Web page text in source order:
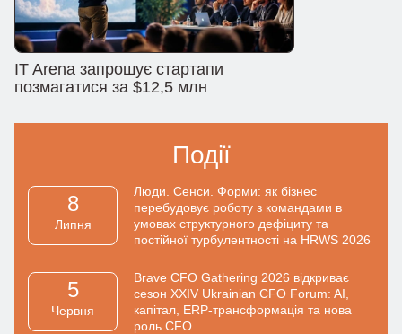
IT Arena запрошує стартапи
позмагатися за $12,5 млн
Події
8
Липня
Люди. Сенси. Форми: як бізнес
перебудовує роботу з командами в
умовах структурного дефіциту та
постійної турбулентності на HRWS 2026
5
Червня
Brave CFO Gathering 2026 відкриває
сезон XXIV Ukrainian CFO Forum: AI,
капітал, ERP-трансформація та нова
роль CFO